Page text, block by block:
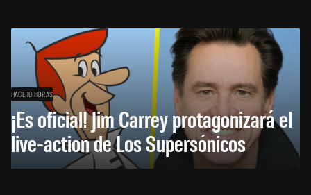
HACE 10 HORAS
¡Es oficial! Jim Carrey protagonizará el
live-action de Los Supersónicos